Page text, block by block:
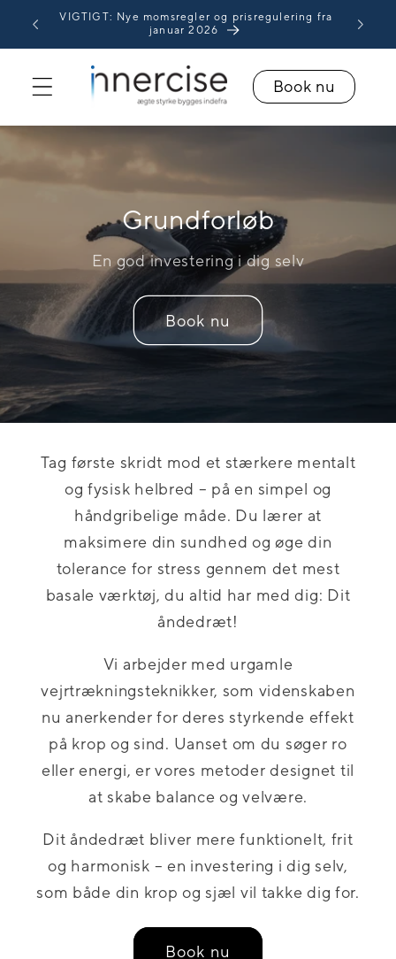
Gå til
indhold
VIGTIGT: Nye momsregler og prisregulering fra
januar 2026
Book nu
Grundforløb
En god investering i dig selv
Book nu
Tag første skridt mod et stærkere mentalt
og fysisk helbred – på en simpel og
håndgribelige måde. Du lærer at
maksimere din sundhed og øge din
tolerance for stress gennem det mest
basale værktøj, du altid har med dig: Dit
åndedræt!
Vi arbejder med urgamle
vejrtrækningsteknikker, som videnskaben
nu anerkender for deres styrkende effekt
på krop og sind. Uanset om du søger ro
eller energi, er vores metoder designet til
at skabe balance og velvære.
Dit åndedræt bliver mere funktionelt, frit
og harmonisk – en investering i dig selv,
som både din krop og sjæl vil takke dig for.
Book nu